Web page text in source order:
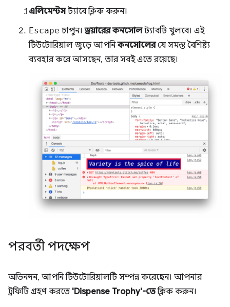
এলিমেন্টসট্যাবে ক্লিক করুন।
Escape চাপুন।ড্রয়ারের কনসোলট্যাবটি খুলবে। এই
টিউটোরিয়াল জুড়ে আপনিকনসোলেরযে সমস্ত বৈশিষ্ট্য
ব্যবহার করে আসছেন, তার সবই এতে রয়েছে।
পরবর্তী পদক্ষেপ
অভিনন্দন, আপনি টিউটোরিয়ালটি সম্পন্ন করেছেন। আপনার
ট্রফিটি গ্রহণ করতে 'Dispense Trophy'-তেক্লিক করুন।